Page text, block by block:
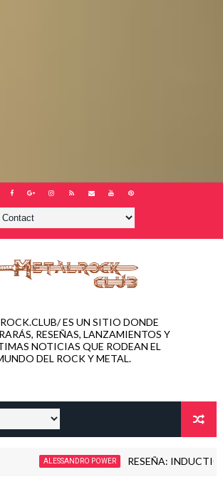
ES UN SITIO DONDE
RESEÑAS, LANZAMIENTOS Y
NOTICIAS QUE RODEAN EL
DEL ROCK Y METAL.
ALESSANDRO POWER RESEÑA: INDUCTION - LOVE